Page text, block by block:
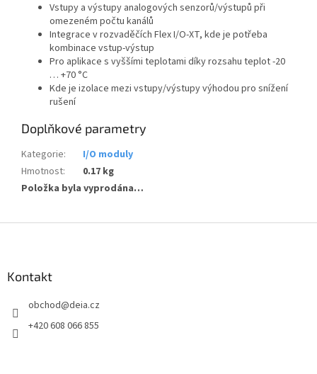
Vstupy a výstupy analogových senzorů/výstupů při
omezeném počtu kanálů
Integrace v rozvaděčích Flex I/O-XT, kde je potřeba
kombinace vstup-výstup
Pro aplikace s vyššími teplotami díky rozsahu teplot -20
… +70 °C
Kde je izolace mezi vstupy/výstupy výhodou pro snížení
rušení
Doplňkové parametry
Kategorie:
I/O moduly
Hmotnost:
0.17 kg
Položka byla vyprodána…
Kontakt
obchod@deia.cz
+420 608 066 855